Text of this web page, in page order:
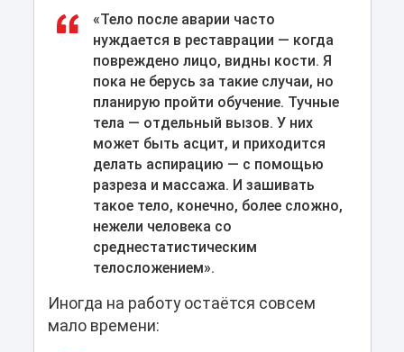
«Тело после аварии часто
нуждается в реставрации — когда
повреждено лицо, видны кости. Я
пока не берусь за такие случаи, но
планирую пройти обучение. Тучные
тела — отдельный вызов. У них
может быть асцит, и приходится
делать аспирацию — с помощью
разреза и массажа. И зашивать
такое тело, конечно, более сложно,
нежели человека со
среднестатистическим
телосложением».
Иногда на работу остаётся совсем
мало времени: